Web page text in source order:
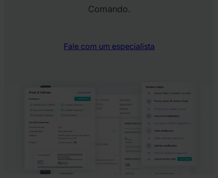
Comando.
Fale com um especialista